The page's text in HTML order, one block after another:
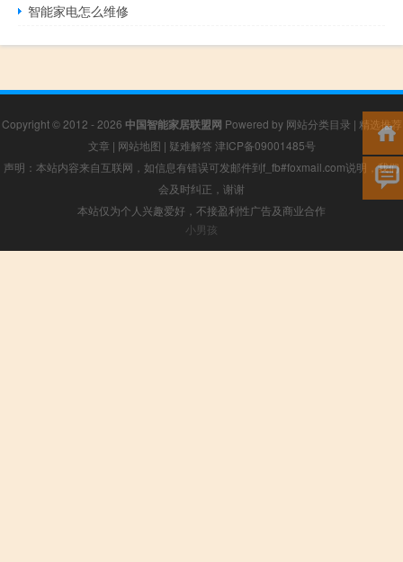
智能家电怎么维修
Copyright © 2012 - 2026 中国智能家居联盟网 Powered by 网站分类目录 | 精选推荐
文章 | 网站地图 | 疑难解答 津ICP备09001485号
声明：本站内容来自互联网，如信息有错误可发邮件到f_fb#foxmail.com说明，我们
会及时纠正，谢谢
本站仅为个人兴趣爱好，不接盈利性广告及商业合作
小男孩